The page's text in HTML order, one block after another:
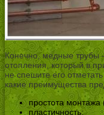
Конечно, медные трубы
отопления, который в
не спешите его
какие преимущества
простота монтажа
пластичность;